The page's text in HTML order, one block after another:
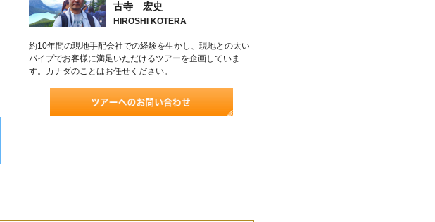
古寺 宏史
HIROSHI KOTERA
約10年間の現地手配会社での経験を生かし、現地との太い
パイプでお客様に満足いただけるツアーを企画していま
す。カナダのことはお任せください。